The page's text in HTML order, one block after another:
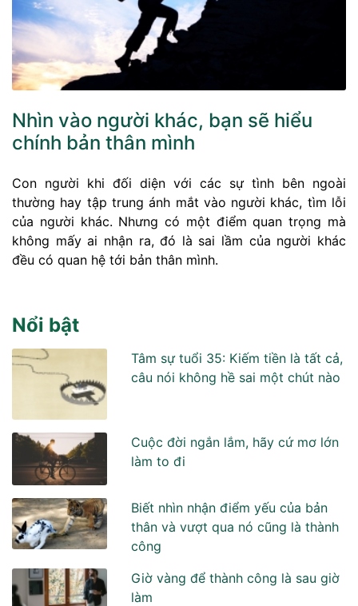
Nhìn vào người khác, bạn sẽ hiểu
chính bản thân mình
Con người khi đối diện với các sự tình bên ngoài
thường hay tập trung ánh mắt vào người khác, tìm lỗi
của người khác. Nhưng có một điểm quan trọng mà
không mấy ai nhận ra, đó là sai lầm của người khác
đều có quan hệ tới bản thân mình.
Nổi bật
Tâm sự tuổi 35: Kiếm tiền là tất cả,
câu nói không hề sai một chút nào
Cuộc đời ngắn lắm, hãy cứ mơ lớn
làm to đi
Biết nhìn nhận điểm yếu của bản
thân và vượt qua nó cũng là thành
công
Giờ vàng để thành công là sau giờ
làm